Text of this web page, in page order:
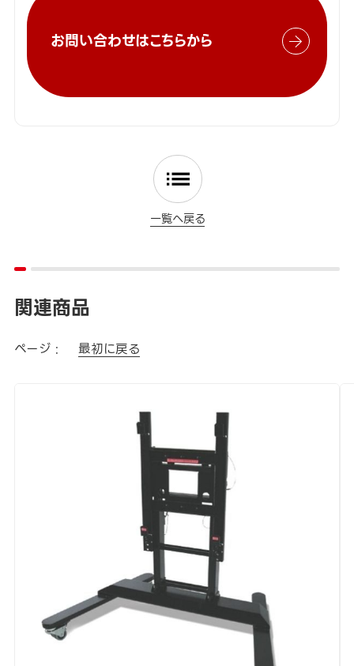
お問い合わせはこちらから
一覧へ戻る
関連商品
ページ : 最初に戻る